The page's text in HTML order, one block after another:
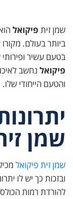
שמן זית פיקואל
ביותר בעולם.
בטעם עשיר
פיקואל נחשב
והטעם הייחודי שלו.
שמן
שמן זית פיקואל
ובזכות כך יש לו
להורדת רמות